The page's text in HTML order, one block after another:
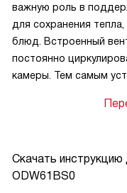
Скачать
ODW61BS0
важную роль в
для сохранения
блюд. Встроенный
постоянно
камеры. Тем самым